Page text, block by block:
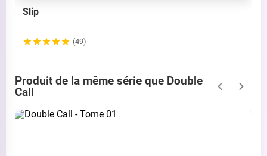
Slip
(49)
Produit de la même série que Double
Call